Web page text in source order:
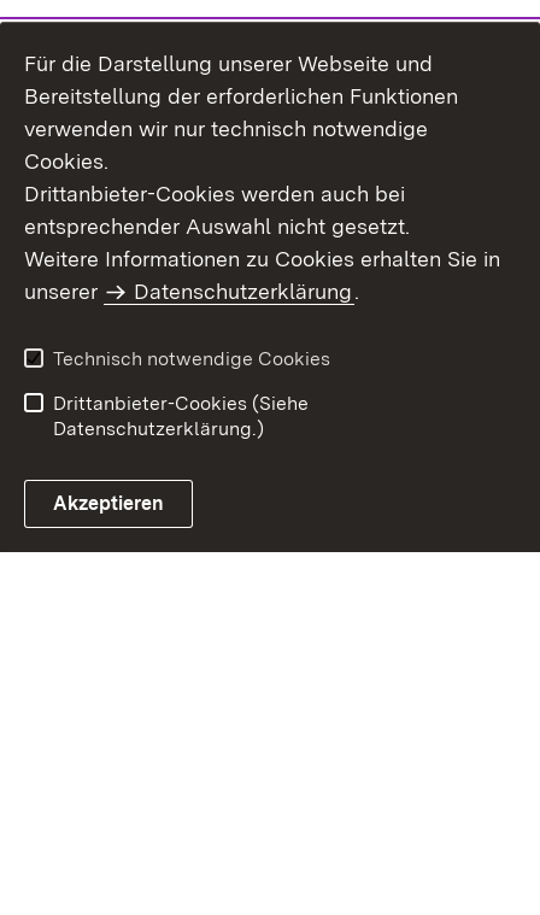
Benutzungshinweise
Erklärung zur
Für die Darstellung unserer Webseite und
Bereitstellung der erforderlichen Funktionen
verwenden wir nur technisch notwendige
Cookies.
Drittanbieter-Cookies werden auch bei
entsprechender Auswahl nicht gesetzt.
Weitere Informationen zu Cookies erhalten Sie in
unserer
Datenschutzerklärung.
Technisch notwendige Cookies
Drittanbieter-Cookies (Siehe
Datenschutzerklärung.)
Akzeptieren